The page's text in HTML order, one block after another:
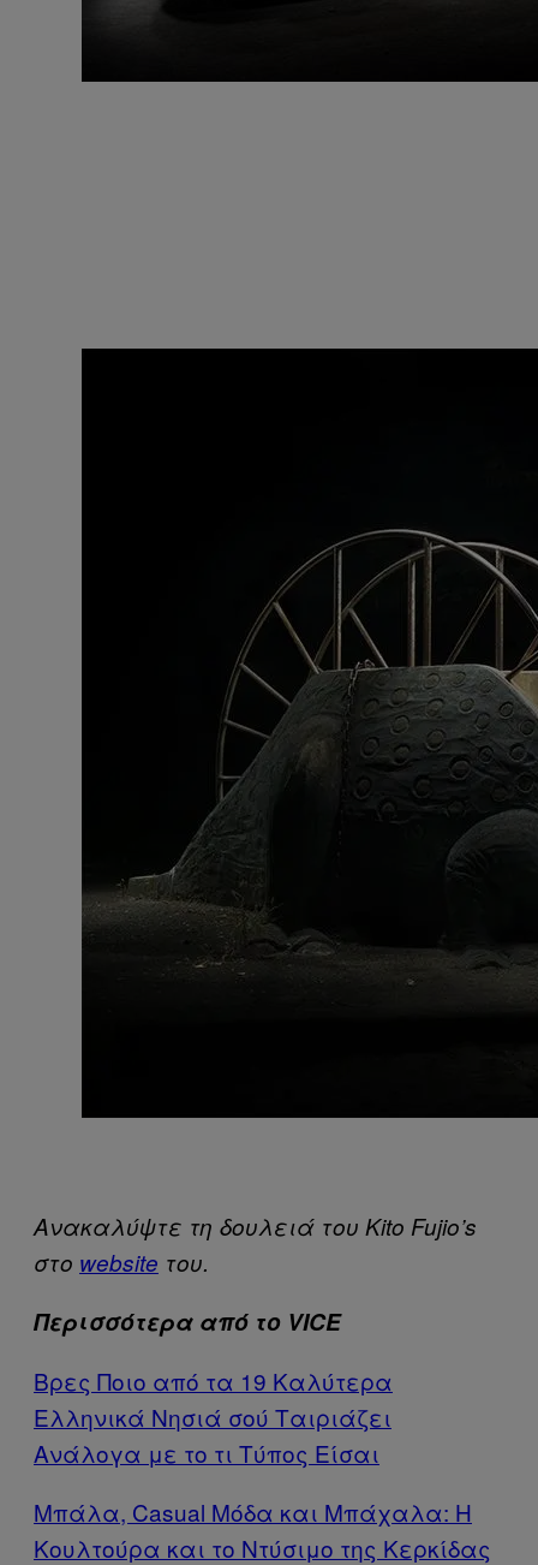
Ανακαλύψτε τη δουλειά του Kito Fujio’s
στο website του.
Περισσότερα από το VICE
Βρες Ποιο από τα 19 Καλύτερα
Ελληνικά Νησιά σού Ταιριάζει
Ανάλογα με το τι Τύπος Είσαι
Μπάλα, Casual Μόδα και Μπάχαλα: Η
Κουλτούρα και το Ντύσιμο της Κερκίδας